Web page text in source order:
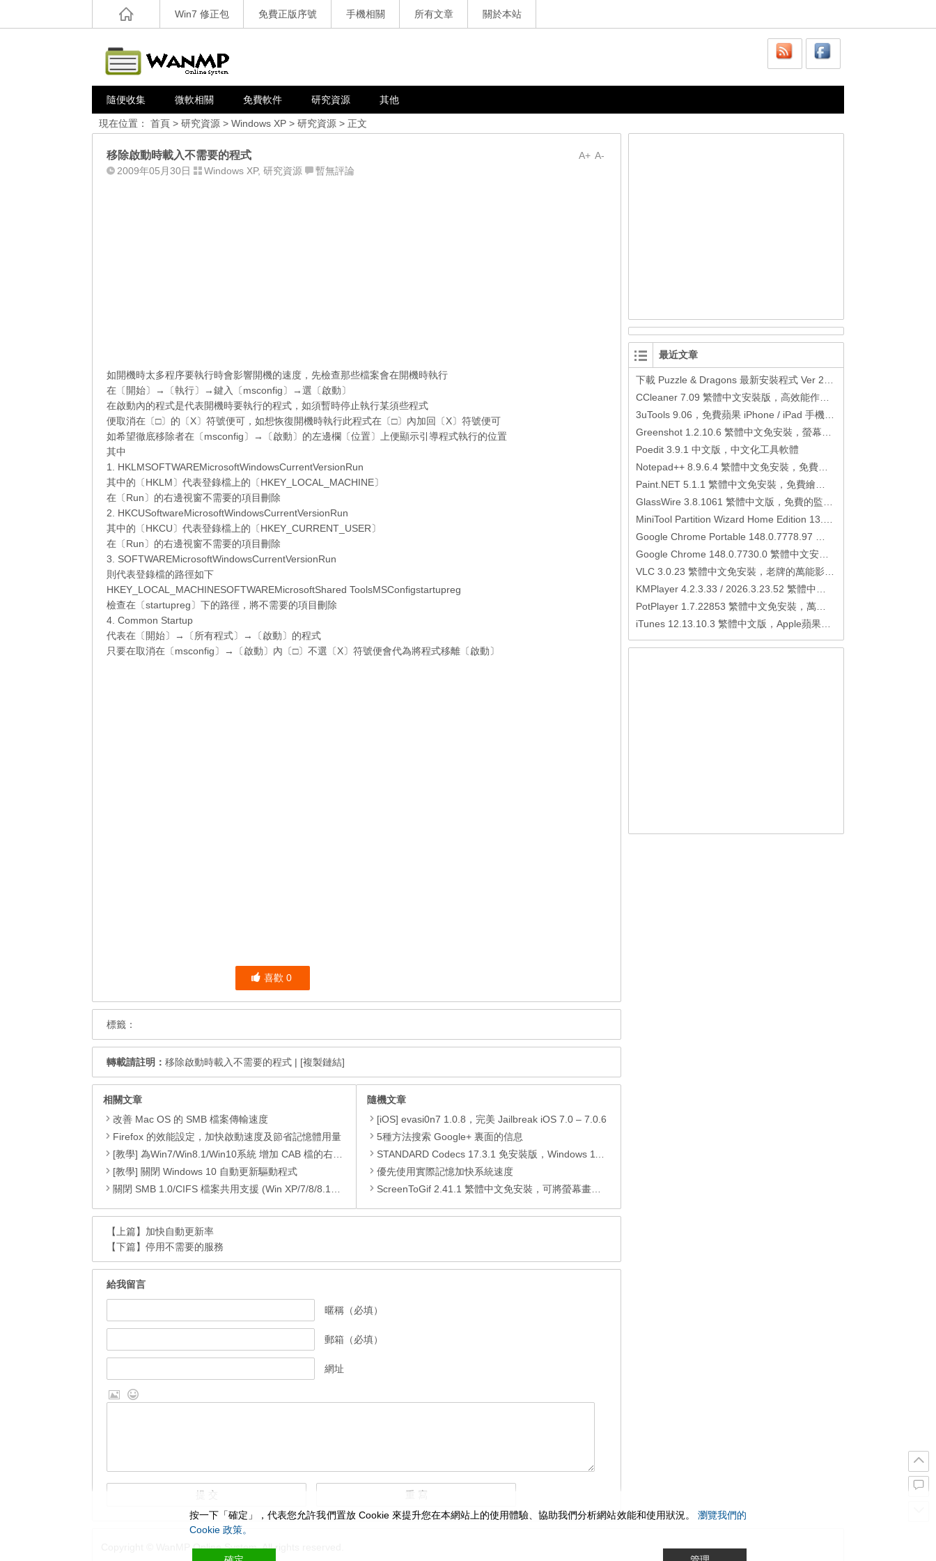
Win7 修正包 免費正版序號 手機相關 所有文章 關於本站
隨便收集 微軟相關 免費軟件 研究資源 其他
現在位置： 首頁 > 研究資源 > Windows XP > 研究資源 > 正文
A-
A+
移除啟動時載入不需要的程式
2009年05月30日 Windows XP, 研究資源 暫無評論
如開機時太多程序要執行時會影響開機的速度，先檢查那些檔案會在開機時執行
在〔開始〕→〔執行〕→鍵入〔msconfig〕→選〔啟動〕
在啟動內的程式是代表開機時要執行的程式，如須暫時停止執行某須些程式
便取消在〔□〕的〔X〕符號便可，如想恢復開機時執行此程式在〔□〕內加回〔X〕符號便可
如希望徹底移除者在〔msconfig〕→〔啟動〕的左邊欄〔位置〕上便顯示引導程式執行的位置
其中
1. HKLMSOFTWAREMicrosoftWindowsCurrentVersionRun
其中的〔HKLM〕代表登錄檔上的〔HKEY_LOCAL_MACHINE〕
在〔Run〕的右邊視窗不需要的項目刪除
2. HKCUSoftwareMicrosoftWindowsCurrentVersionRun
其中的〔HKCU〕代表登錄檔上的〔HKEY_CURRENT_USER〕
在〔Run〕的右邊視窗不需要的項目刪除
3. SOFTWAREMicrosoftWindowsCurrentVersionRun
則代表登錄檔的路徑如下
HKEY_LOCAL_MACHINESOFTWAREMicrosoftShared ToolsMSConfigstartupreg
檢查在〔startupreg〕下的路徑，將不需要的項目刪除
4. Common Startup
代表在〔開始〕→〔所有程式〕→〔啟動〕的程式
只要在取消在〔msconfig〕→〔啟動〕內〔□〕不選〔X〕符號便會代為將程式移離〔啟動〕
喜歡 0
標籤：
轉載請註明： 移除啟動時載入不需要的程式 | [複製鏈結]
相關文章
改善 Mac OS 的 SMB 檔案傳輸速度
Firefox 的效能設定，加快啟動速度及節省記憶體用量
[教學] 為Win7/Win8.1/Win10系統 增加 CAB 檔的右鍵安裝的功能
[教學] 關閉 Windows 10 自動更新驅動程式
關閉 SMB 1.0/CIFS 檔案共用支援 (Win XP/7/8/8.1/10)
隨機文章
[iOS] evasi0n7 1.0.8，完美 Jailbreak iOS 7.0 – 7.0.6
5種方法搜索 Google+ 裏面的信息
STANDARD Codecs 17.3.1 免安裝版，Windows 11/10/8/7 專用影音編碼包
優先使用實際記憶加快系統速度
ScreenToGif 2.41.1 繁體中文免安裝，可將螢幕畫面錄影成 Gif 動畫
【上篇】 加快自動更新率
【下篇】 停用不需要的服務
給我留言
暱稱（必填）
郵箱（必填）
網址
最近文章
Poedit 3.9.1 中文版，中文化工具軟體
Copyright © WanMP Online System. All rights reserved.
按一下「確定」，代表您允許我們置放 Cookie 來提升您在本網站上的使用體驗、協助我們分析網站效能和使用狀況。 瀏覽我們的
Cookie 政策。